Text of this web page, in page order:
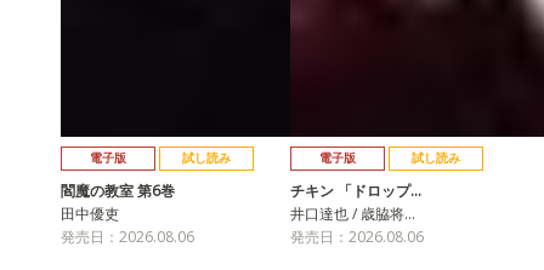
電子版 試し読み
閻魔の教室 第6巻
田中優吏
発売日：2026.08.06
電子版 試し読み
チキン 「ドロップ…
井口達也 / 歳脇将…
発売日：2026.08.06